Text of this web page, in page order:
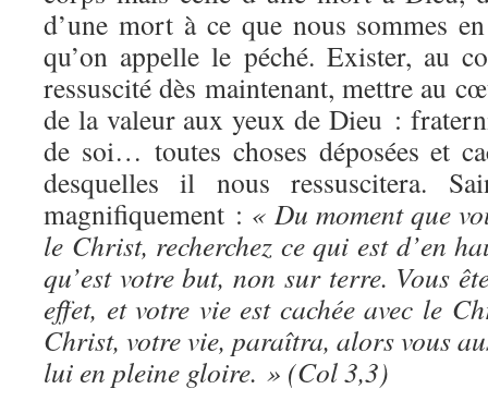
d’une mort à ce que nous sommes
qu’on appelle le péché. Exister, au
ressuscité dès maintenant, mettre au
de la valeur aux yeux de Dieu :
de soi… toutes choses déposées et
desquelles il nous ressuscitera.
magnifiquement : « Du moment que
le Christ, recherchez ce qui est d’en
qu’est votre but, non sur terre. Vous
effet, et votre vie est cachée avec le
Christ, votre vie, paraîtra, alors vous
lui en pleine gloire. » (Col 3,3)